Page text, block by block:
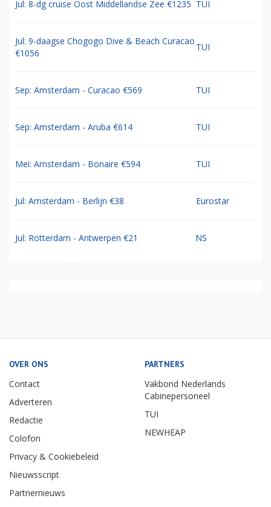
Jul: 8-dg cruise Oost Middellandse Zee €1235 TUI
Jul: 9-daagse Chogogo Dive & Beach Curacao
€1056
TUI
Sep: Amsterdam - Curacao €569 TUI
Sep: Amsterdam - Aruba €614 TUI
Mei: Amsterdam - Bonaire €594 TUI
Jul: Amsterdam - Berlijn €38 Eurostar
Jul: Rotterdam - Antwerpen €21 NS
OVER ONS
Contact
Adverteren
Redactie
Colofon
Privacy & Cookiebeleid
Nieuwsscript
Partnernieuws
PARTNERS
Vakbond Nederlands
Cabinepersoneel
TUI
NEWHEAP